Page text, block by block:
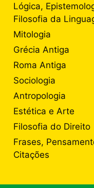
Lógica,
Filosofia da
Mitologia
Grécia Antiga
Roma Antiga
Sociologia
Antropologia
Estética e Arte
Filosofia do Direito
Frases,
Citações